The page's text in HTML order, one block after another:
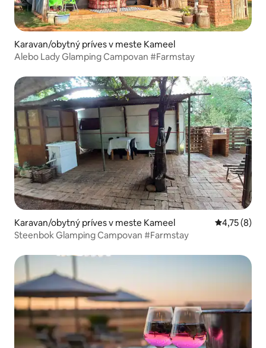
Karavan/obytný príves v meste Kameel
Alebo Lady Glamping Campovan #Farmstay
Karavan/obytný príves v meste Kameel Priemerné
4,75 (8)
Steenbok Glamping Campovan #Farmstay